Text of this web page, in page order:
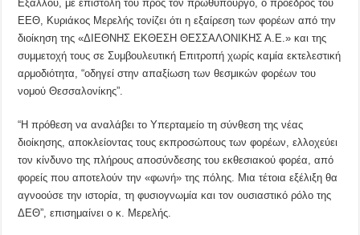
Εξάλλου, με επιστολή του προς τον πρωθυπουργό, ο πρόεδρος του
ΕΕΘ, Κυριάκος Μερελής τονίζει ότι η εξαίρεση των φορέων από την
διοίκηση της «ΔΙΕΘΝΗΣ ΕΚΘΕΣΗ ΘΕΣΣΑΛΟΝΙΚΗΣ Α.Ε.» και της
συμμετοχή τους σε Συμβουλευτική Επιτροπή χωρίς καμία εκτελεστική
αρμοδιότητα, “οδηγεί στην απαξίωση των θεσμικών φορέων του
νομού Θεσσαλονίκης”.
“Η πρόθεση να αναλάβει το Υπερταμείο τη σύνθεση της νέας
διοίκησης, αποκλείοντας τους εκπροσώπους των φορέων, ελλοχεύει
τον κίνδυνο της πλήρους αποσύνδεσης του εκθεσιακού φορέα, από
φορείς που αποτελούν την «φωνή» της πόλης. Μια τέτοια εξέλιξη θα
αγνοούσε την ιστορία, τη φυσιογνωμία και τον ουσιαστικό ρόλο της
ΔΕΘ”, επισημαίνει ο κ. Μερελής.